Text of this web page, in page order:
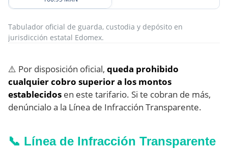
Tabulador oficial de guarda, custodia y depósito en
jurisdicción estatal Edomex.
⚠️ Por disposición oficial, queda prohibido
cualquier cobro superior a los montos
establecidos en este tarifario. Si te cobran de más,
denúncialo a la Línea de Infracción Transparente.
📞 Línea de Infracción Transparente